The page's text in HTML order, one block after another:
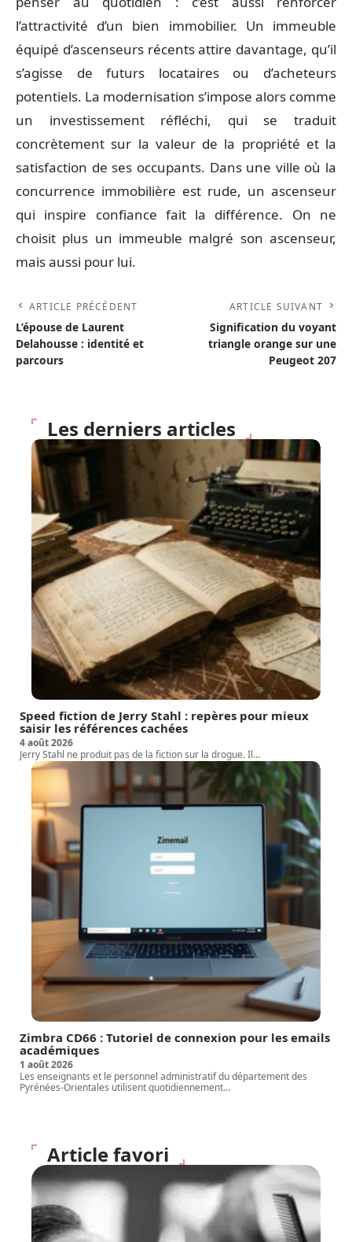
l’attractivité d’un bien immobilier. Un immeuble
équipé d’ascenseurs récents attire davantage, qu’il
s’agisse de futurs locataires ou d’acheteurs
potentiels. La modernisation s’impose alors comme
un investissement réfléchi, qui se traduit
concrètement sur la valeur de la propriété et la
satisfaction de ses occupants. Dans une ville où la
concurrence immobilière est rude, un ascenseur
qui inspire confiance fait la différence. On ne
choisit plus un immeuble malgré son ascenseur,
mais aussi pour lui.
ARTICLE PRÉCÉDENT
L’épouse de Laurent
Delahousse : identité et
parcours
ARTICLE SUIVANT
Signification du voyant
triangle orange sur une
Peugeot 207
Les derniers articles
Speed fiction de Jerry Stahl : repères pour mieux
saisir les références cachées
4 août 2026
Jerry Stahl ne produit pas de la fiction sur la drogue. Il…
Zimbra CD66 : Tutoriel de connexion pour les emails
académiques
1 août 2026
Les enseignants et le personnel administratif du département des
Pyrénées-Orientales utilisent quotidiennement…
Article favori